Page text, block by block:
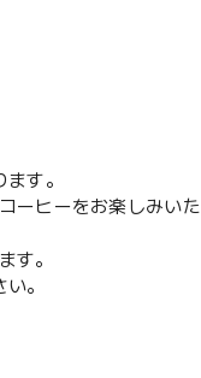
す。
ーヒーをお楽しみいた
す。
。